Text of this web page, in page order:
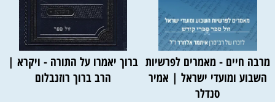
מרבה חיים - מאמרים לפרשיות
השבוע ומועדי ישראל | אמיר
סנדלר
ברוך יאמרו על התורה - ויקרא |
הרב ברוך רוזנבלום